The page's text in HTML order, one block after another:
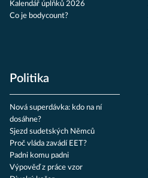
Kalendář úplňků 2026
Co je bodycount?
Politika
Nová superdávka: kdo na ní
dosáhne?
Sjezd sudetských Němců
Proč vláda zavádí EET?
Padni komu padni
Výpověď z práce vzor